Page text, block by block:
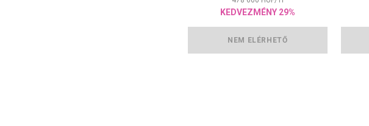
KEDVEZMÉNY 29%
NEM ELÉRHETŐ